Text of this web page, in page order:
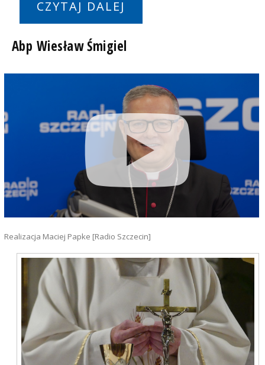
CZYTAJ DALEJ
Abp Wiesław Śmigiel
Realizacja Maciej Papke [Radio Szczecin]